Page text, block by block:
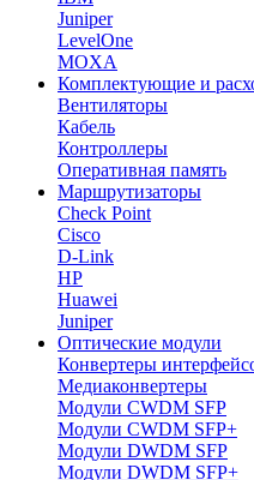
Juniper
LevelOne
MOXA
Комплектующие и
Вентиляторы
Кабель
Контроллеры
Оперативная память
Маршрутизаторы
Check Point
Cisco
D-Link
HP
Huawei
Juniper
Оптические модули
Конвертеры
Медиаконвертеры
Модули CWDM SFP
Модули CWDM SFP+
Модули DWDM SFP
Модули DWDM SFP+